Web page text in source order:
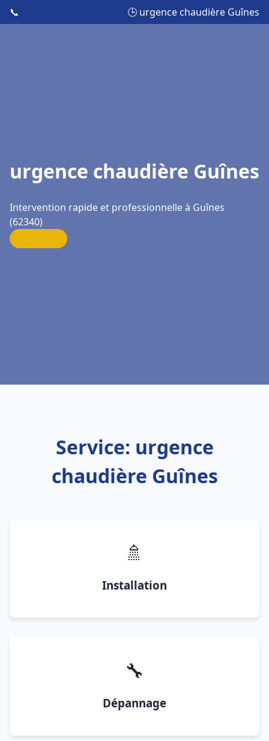
📞 🕒 urgence chaudière Guînes
urgence chaudière Guînes
Intervention rapide et professionnelle à Guînes
(62340)
Service: urgence
chaudière Guînes
🚿
Installation
🔧
Dépannage